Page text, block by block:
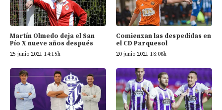
Martín Olmedo deja el San
Pío X nueve años después
25 junio 2021 14:15h
Comienzan las despedidas en
el CD Parquesol
20 junio 2021 18:08h